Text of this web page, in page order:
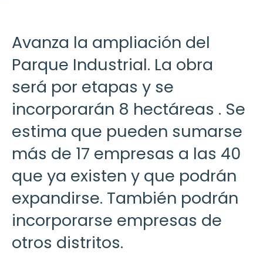
Avanza la ampliación del
Parque Industrial. La obra
será por etapas y se
incorporarán 8 hectáreas . Se
estima que pueden sumarse
más de 17 empresas a las 40
que ya existen y que podrán
expandirse. También podrán
incorporarse empresas de
otros distritos.